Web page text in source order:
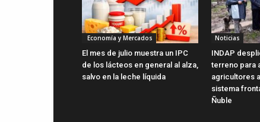
Economía y Mercados
El mes de julio muestra un IPC
de los lácteos en general al alza,
salvo en la leche líquida
Noticias
INDAP
terreno para
agricultores
sistema
Ñuble